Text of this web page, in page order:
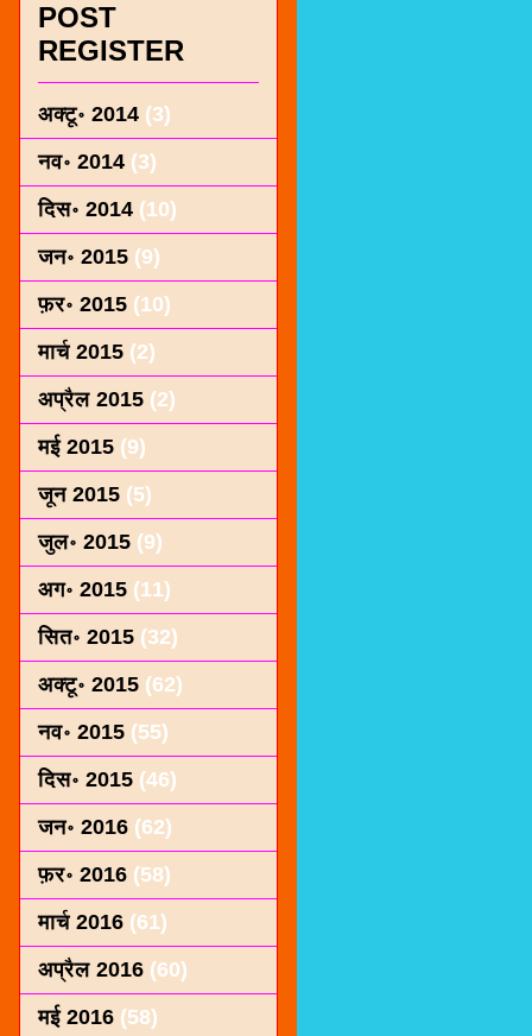
POST
REGISTER
अक्टू॰ 2014 (3)
नव॰ 2014 (3)
दिस॰ 2014 (10)
जन॰ 2015 (9)
फ़र॰ 2015 (10)
मार्च 2015 (2)
अप्रैल 2015 (2)
मई 2015 (9)
जून 2015 (5)
जुल॰ 2015 (9)
अग॰ 2015 (11)
सित॰ 2015 (32)
अक्टू॰ 2015 (62)
नव॰ 2015 (55)
दिस॰ 2015 (46)
जन॰ 2016 (62)
फ़र॰ 2016 (58)
मार्च 2016 (61)
अप्रैल 2016 (60)
मई 2016 (58)